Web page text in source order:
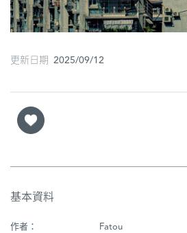
堂
市
更新日期 2025/09/12
基本資料
作者：
Fatou